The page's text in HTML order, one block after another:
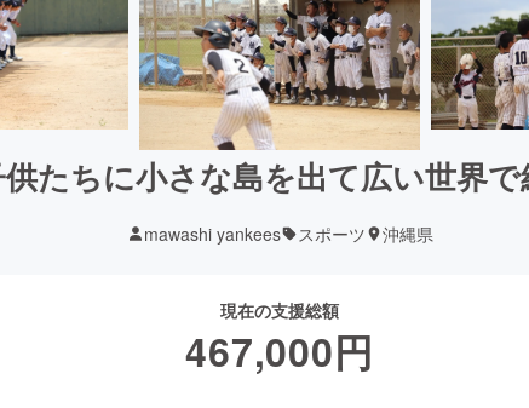
たちに小さな島を出て広い世界で
mawashi yankees スポーツ 沖縄県
現在の支援総額
467,000円